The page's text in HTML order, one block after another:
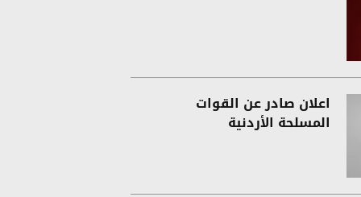
اعلان صادر عن القوات
المسلحة الأردنية